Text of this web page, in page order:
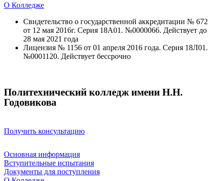
О Колледже
Свидетельство о государственной аккредитации № 672
от 12 мая 2016г. Серия 18А01. №0000066. Действует до
28 мая 2021 года
Лицензия № 1156 от 01 апреля 2016 года. Серия 18Л01.
№0001120. Действует бессрочно
Политехнический колледж имени Н.Н.
Годовикова
Получить консультацию
Основная информация
Вступительные испытания
Документы для поступления